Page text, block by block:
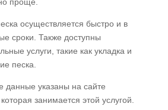
проще.
осуществляется быстро и в
сроки. Также доступны
услуги, такие как укладка и
песка.
данные указаны на сайте
занимается этой услугой.